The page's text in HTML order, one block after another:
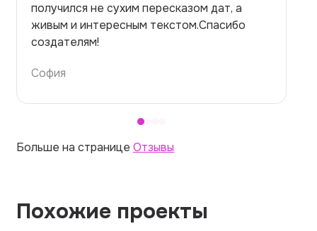
но справилась. Термины использовала
правильно. Для быстрого ознакомления с
темой — идеально.
Алина
Больше на странице Отзывы
Похожие проекты